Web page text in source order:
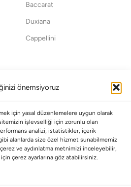
önemsiyoruz
için yasal düzenlemelere uygun olarak
sitemizin işlevselliği için zorunlu olan
analizi, istatistikler, içerik
alanlarda size özel hizmet sunabilmemiz
ve aydınlatma metnimizi inceleyebilir,
çerez ayarlarına göz atabilirsiniz.
Baccarat
Duxiana
Cappellini
Kargolama ve Teslimat
Garanti Şartları
İade Politikası
Kullanım Koşulları